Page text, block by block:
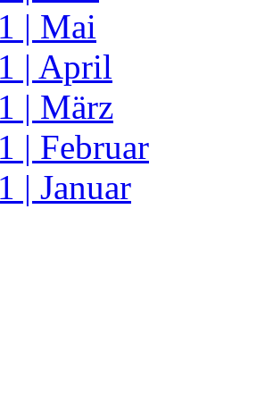
| Mai
| April
| März
| Februar
| Januar